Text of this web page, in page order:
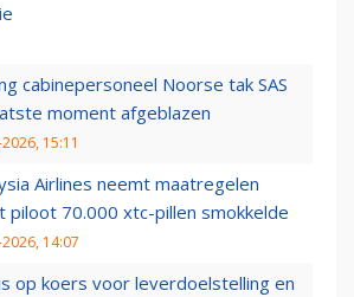
cabinepersoneel Noorse tak SAS
moment afgeblazen
15:11
Airlines neemt maatregelen
piloot 70.000 xtc-pillen smokkelde
14:07
op koers voor leverdoelstelling en